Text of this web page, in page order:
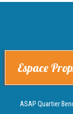
Espace
ASAP Quartier